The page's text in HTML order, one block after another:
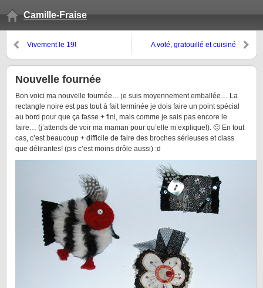
Camille-Fraise
Vivement le 19! A voté, gratouillé et cuisiné
Nouvelle fournée
Bon voici ma nouvelle fournée… je suis moyennement emballée… La
rectangle noire est pas tout à fait terminée je dois faire un point spécial
au bord pour que ça fasse + fini, mais comme je sais pas encore le
faire… (j’attends de voir ma maman pour qu’elle m’explique!). 🙂 En tout
cas, c’est beaucoup + difficile de faire des broches sérieuses et class
que délirantes! (pis c’est moins drôle aussi) :d